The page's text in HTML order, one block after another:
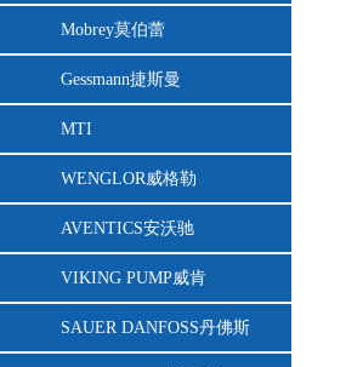
Mobrey莫伯蕾
Gessmann捷斯曼
MTI
WENGLOR威格勒
AVENTICS安沃驰
VIKING PUMP威肯
SAUER DANFOSS丹佛斯